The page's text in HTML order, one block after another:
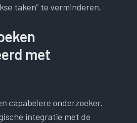
taken” te verminderen.
met
capabelere onderzoeker.
integratie met de